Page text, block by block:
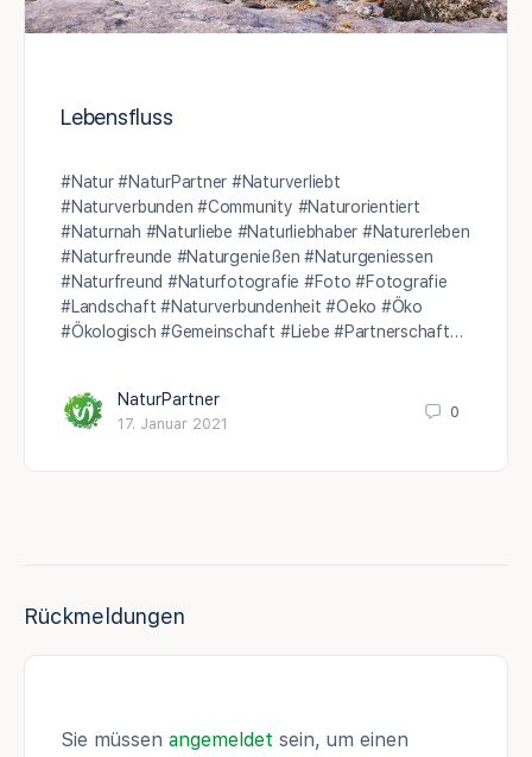
Lebensfluss
#Natur #NaturPartner #Naturverliebt
#Naturverbunden #Community #Naturorientiert
#Naturnah #Naturliebe #Naturliebhaber #Naturerleben
#Naturfreunde #Naturgenießen #Naturgeniessen
#Naturfreund #Naturfotografie #Foto #Fotografie
#Landschaft #Naturverbundenheit #Oeko #Öko
#Ökologisch #Gemeinschaft #Liebe #Partnerschaft…
NaturPartner
17. Januar 2021
0
Rückmeldungen
Sie müssen angemeldet sein, um einen